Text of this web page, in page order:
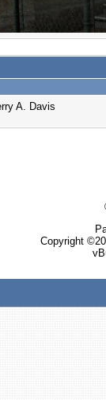
A. Davis
Copyright